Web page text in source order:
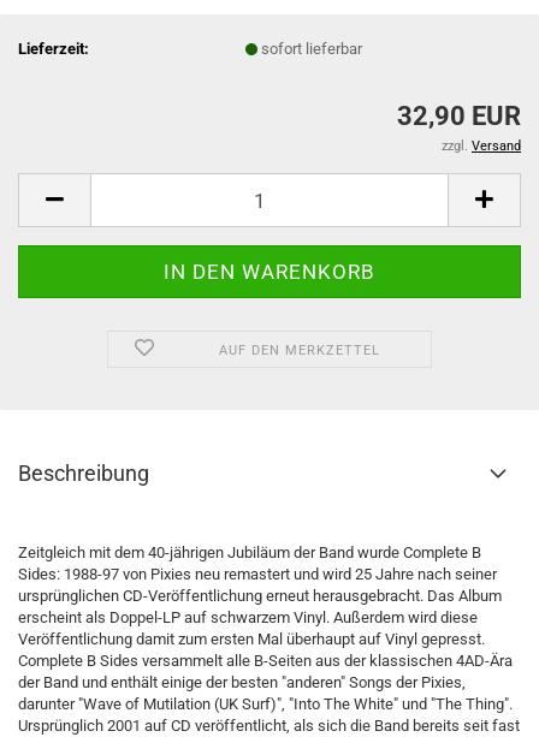
Lieferzeit: sofort lieferbar
32,90 EUR
zzgl. Versand
AUF DEN MERKZETTEL
Beschreibung
Zeitgleich mit dem 40-jährigen Jubiläum der Band wurde Complete B
Sides: 1988-97 von Pixies neu remastert und wird 25 Jahre nach seiner
ursprünglichen CD-Veröffentlichung erneut herausgebracht. Das Album
erscheint als Doppel-LP auf schwarzem Vinyl. Außerdem wird diese
Veröffentlichung damit zum ersten Mal überhaupt auf Vinyl gepresst.
Complete B Sides versammelt alle B-Seiten aus der klassischen 4AD-Ära
der Band und enthält einige der besten "anderen" Songs der Pixies,
darunter "Wave of Mutilation (UK Surf)", "Into The White" und "The Thing".
Ursprünglich 2001 auf CD veröffentlicht, als sich die Band bereits seit fast